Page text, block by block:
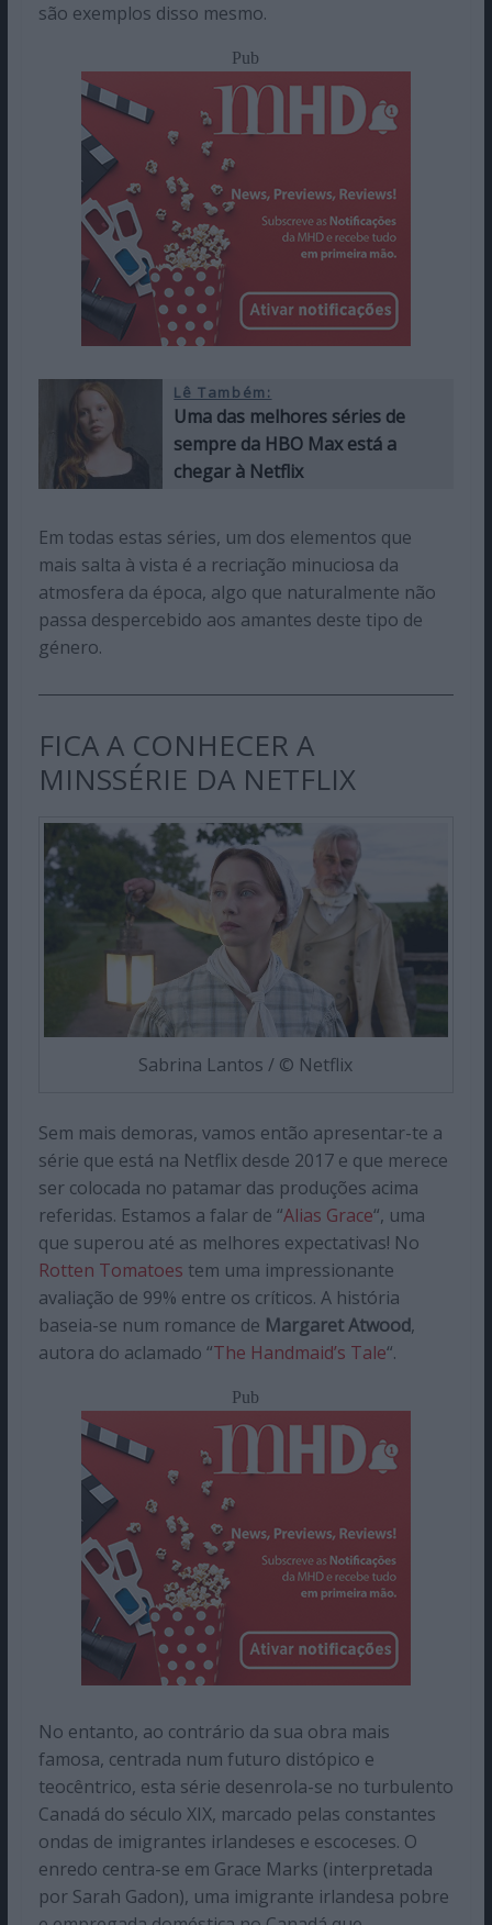
são exemplos disso mesmo.
Pub
Lê Também:
Uma das melhores séries de
sempre da HBO Max está a
chegar à Netflix
Em todas estas séries, um dos elementos que
mais salta à vista é a recriação minuciosa da
atmosfera da época, algo que naturalmente não
passa despercebido aos amantes deste tipo de
género.
FICA A CONHECER A
MINSSÉRIE DA NETFLIX
Sabrina Lantos / © Netflix
Sem mais demoras, vamos então apresentar-te a
série que está na Netflix desde 2017 e que merece
ser colocada no patamar das produções acima
referidas. Estamos a falar de “Alias Grace“, uma
que superou até as melhores expectativas! No
Rotten Tomatoes tem uma impressionante
avaliação de 99% entre os críticos. A história
baseia-se num romance de Margaret Atwood,
autora do aclamado “The Handmaid’s Tale“.
Pub
No entanto, ao contrário da sua obra mais
famosa, centrada num futuro distópico e
teocêntrico, esta série desenrola-se no turbulento
Canadá do século XIX, marcado pelas constantes
ondas de imigrantes irlandeses e escoceses. O
enredo centra-se em Grace Marks (interpretada
por Sarah Gadon), uma imigrante irlandesa pobre